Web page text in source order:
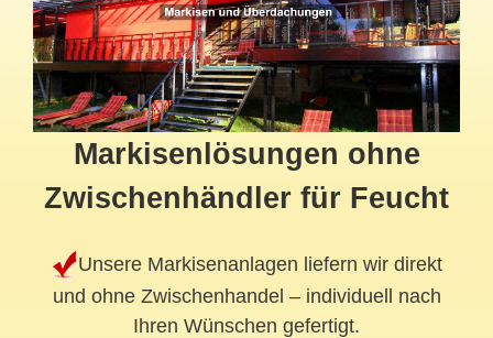
Markisenlösungen ohne
Zwischenhändler für Feucht
Unsere Markisenanlagen liefern wir direkt
und ohne Zwischenhandel – individuell nach
Ihren Wünschen gefertigt.